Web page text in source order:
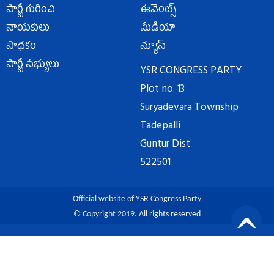
పార్టీ గురించి
నాయకులు
సాధకం
పార్టీ సభ్యులు
ఈవెంట్స్
మీడియా
న్యూస్
YSR CONGRESS PARTY
Plot no. 13
Suryadevara Township
Tadepalli
Guntur Dist
522501
Official website of YSR Congress Party
© Copyright 2019. All rights reserved